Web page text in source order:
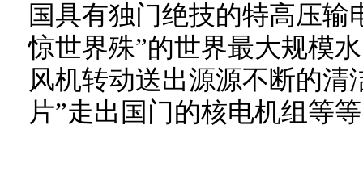
国具有独门绝技的特高压输
惊世界殊”的世界最大规模
风机转动送出源源不断的清
片”走出国门的核电机组等